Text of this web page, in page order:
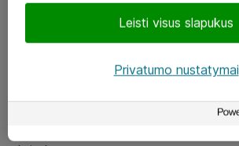
LinkedIn
Leisti visus slapukus
Privatumo nustatymai